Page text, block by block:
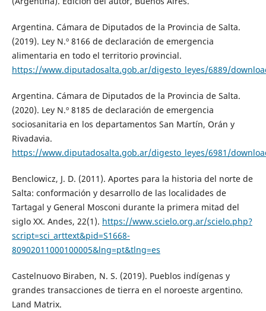
Argentina. Cámara de Diputados de la Provincia de Salta.
(2019). Ley N.º 8166 de declaración de emergencia
alimentaria en todo el territorio provincial.
https://www.diputadosalta.gob.ar/digesto_leyes/6889/
Argentina. Cámara de Diputados de la Provincia de Salta.
(2020). Ley N.º 8185 de declaración de emergencia
sociosanitaria en los departamentos San Martín, Orán y
Rivadavia.
https://www.diputadosalta.gob.ar/digesto_leyes/6981/
Benclowicz, J. D. (2011). Aportes para la historia del norte de
Salta: conformación y desarrollo de las localidades de
Tartagal y General Mosconi durante la primera mitad del
siglo XX. Andes, 22(1). https://www.scielo.org.ar/scielo.php?
script=sci_arttext&pid=S1668-
80902011000100005&lng=pt&tlng=es
Castelnuovo Biraben, N. S. (2019). Pueblos indígenas y
grandes transacciones de tierra en el noroeste argentino.
Land Matrix.